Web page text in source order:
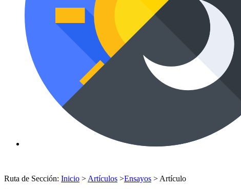
Ruta de Sección: Inicio > Artículos >Ensayos > Artículo